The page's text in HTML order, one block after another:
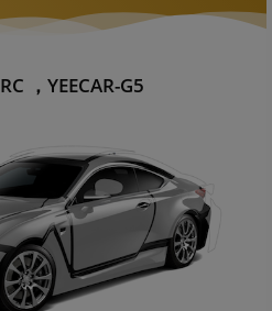
，YEECAR-G5